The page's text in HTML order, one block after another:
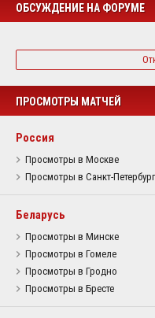
ОБСУЖДЕНИЕ НА ФОРУМЕ
ПРОСМОТРЫ МАТЧЕЙ
Россия
Просмотры в Москве
Просмотры в Санкт-
Беларусь
Просмотры в Минске
Просмотры в Гомеле
Просмотры в Гродно
Просмотры в Бресте